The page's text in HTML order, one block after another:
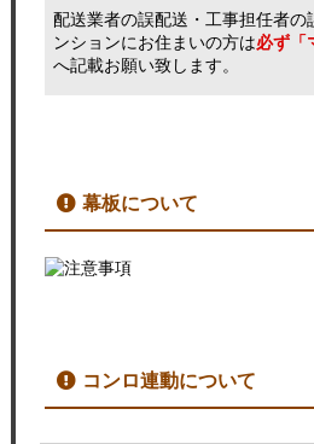
配送業者の誤配送・工事担任者の
ンションにお住まいの方は必ず「
へ記載お願い致します。
幕板について
コンロ連動について